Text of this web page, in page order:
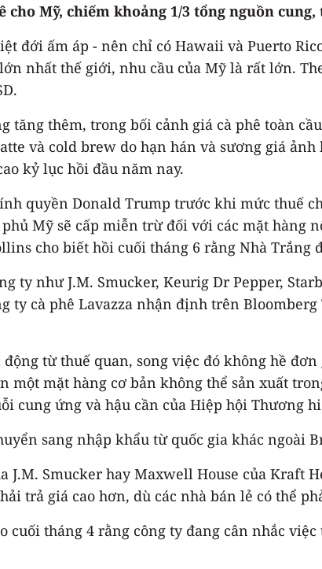
Mỹ, chiếm khoảng 1/3 tổng nguồn
đới ấm áp - nên chỉ có Hawaii và Puerto
nhất thế giới, nhu cầu của Mỹ là rất lớn.
thêm, trong bối cảnh giá cà phê toàn
và cold brew do hạn hán và sương giá
kỷ lục hồi đầu năm nay.
quyền Donald Trump trước khi mức thuế
Mỹ sẽ cấp miễn trừ đối với các mặt hàng
cho biết hồi cuối tháng 6 rằng Nhà Trắng
như J.M. Smucker, Keurig Dr Pepper,
ty cà phê Lavazza nhận định trên
từ thuế quan, song việc đó không hề
mặt hàng cơ bản không thể sản xuất
cung ứng và hậu cần của Hiệp hội Thương
sang nhập khẩu từ quốc gia khác ngoài
J.M. Smucker hay Maxwell House của Kraft
trả giá cao hơn, dù các nhà bán lẻ có thể
tháng 4 rằng công ty đang cân nhắc